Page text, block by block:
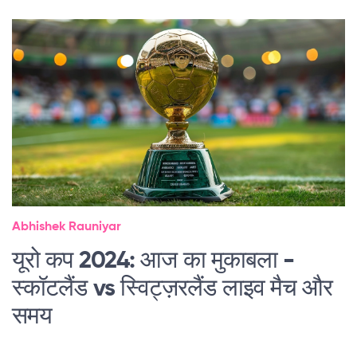
Abhishek Rauniyar
यूरो कप 2024: आज का मुकाबला -
स्कॉटलैंड vs स्विट्ज़रलैंड लाइव मैच और
समय